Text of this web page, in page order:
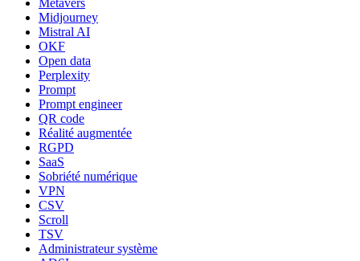
Métavers
Midjourney
Mistral AI
OKF
Open data
Perplexity
Prompt
Prompt engineer
QR code
Réalité augmentée
RGPD
SaaS
Sobriété numérique
VPN
CSV
Scroll
TSV
Administrateur système